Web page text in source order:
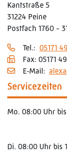
Kantstraße 5
31224 Peine
Postfach 1760 -
Tel.: 05171
Fax: 05171
E‑Mail:
Servicezeiten
Mo. 08:00 Uhr bis
Di. 08:00 Uhr bis